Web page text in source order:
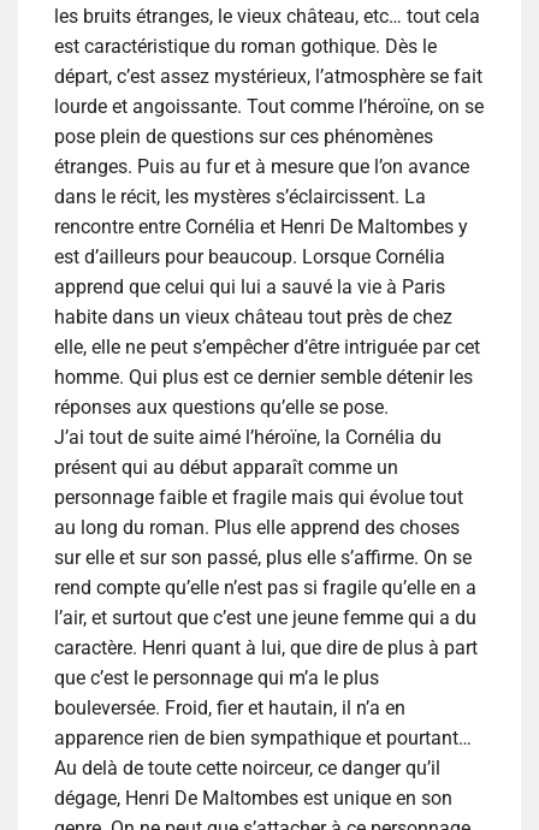
les bruits étranges, le vieux château, etc… tout cela
est caractéristique du roman gothique. Dès le
départ, c’est assez mystérieux, l’atmosphère se fait
lourde et angoissante. Tout comme l’héroïne, on se
pose plein de questions sur ces phénomènes
étranges. Puis au fur et à mesure que l’on avance
dans le récit, les mystères s’éclaircissent. La
rencontre entre Cornélia et Henri De Maltombes y
est d’ailleurs pour beaucoup. Lorsque Cornélia
apprend que celui qui lui a sauvé la vie à Paris
habite dans un vieux château tout près de chez
elle, elle ne peut s’empêcher d’être intriguée par cet
homme. Qui plus est ce dernier semble détenir les
réponses aux questions qu’elle se pose.
J’ai tout de suite aimé l’héroïne, la Cornélia du
présent qui au début apparaît comme un
personnage faible et fragile mais qui évolue tout
au long du roman. Plus elle apprend des choses
sur elle et sur son passé, plus elle s’affirme. On se
rend compte qu’elle n’est pas si fragile qu’elle en a
l’air, et surtout que c’est une jeune femme qui a du
caractère. Henri quant à lui, que dire de plus à part
que c’est le personnage qui m’a le plus
bouleversée. Froid, fier et hautain, il n’a en
apparence rien de bien sympathique et pourtant…
Au delà de toute cette noirceur, ce danger qu’il
dégage, Henri De Maltombes est unique en son